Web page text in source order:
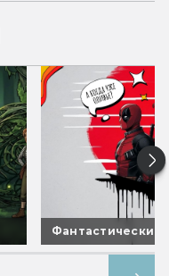
Фантастические